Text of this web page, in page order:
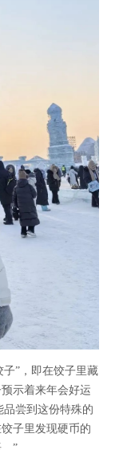
子”，即在饺子里藏
示着来年会好运
品尝到这份特殊的
子里发现硬币的